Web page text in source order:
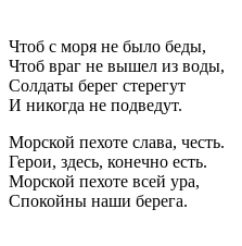
Чтоб с моря не было беды,
Чтоб враг не вышел из воды,
Солдаты берег стерегут
И никогда не подведут.
Морской пехоте слава, честь.
Герои, здесь, конечно есть.
Морской пехоте всей ура,
Спокойны наши берега.